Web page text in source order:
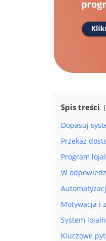
Spis treści
Dopasuj
Przekaz
Program
W
Motywacja i
System
Kluczowe